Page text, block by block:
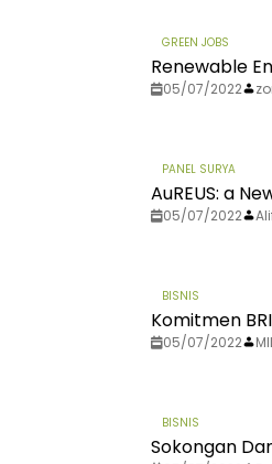
GREEN JOBS
Renewable
05/07/2022
PANEL SURYA
AuREUS: a
05/07/2022
BISNIS
Komitmen
05/07/2022
BISNIS
Sokongan